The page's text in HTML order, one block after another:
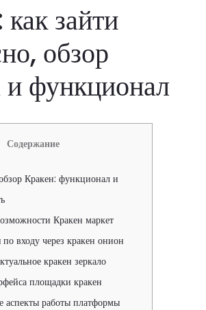
зайти
обзор
и функционал
Содержание
Кракен: функционал и
Кракен маркет
входу через кракен онион
кракен зеркало
площадки кракен
аспекты работы платформы